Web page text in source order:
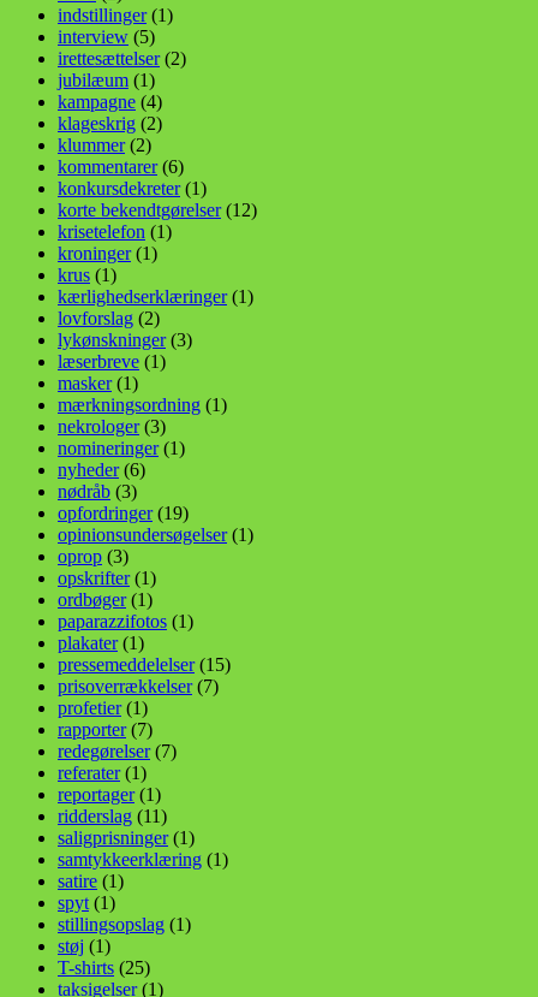
indstillinger(1)
interview (5)
irettesættelser(2)
jubilæum (1)
kampagne (4)
klageskrig (2)
klummer(2)
kommentarer(6)
konkursdekreter(1)
korte bekendtgørelser(12)
krisetelefon (1)
kroninger(1)
krus (1)
kærlighedserklæringer(1)
lovforslag (2)
lykønskninger(3)
læserbreve (1)
masker(1)
mærkningsordning (1)
nekrologer(3)
nomineringer(1)
nyheder(6)
nødråb (3)
opfordringer(19)
opinionsundersøgelser(1)
oprop (3)
opskrifter(1)
ordbøger(1)
paparazzifotos (1)
plakater(1)
pressemeddelelser(15)
prisoverrækkelser(7)
profetier(1)
rapporter(7)
redegørelser(7)
referater(1)
reportager(1)
ridderslag (11)
saligprisninger(1)
samtykkeerklæring (1)
satire (1)
spyt (1)
stillingsopslag (1)
støj (1)
T-shirts (25)
taksigelser(1)